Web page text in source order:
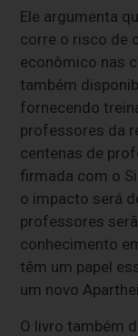
Ele argumenta
corre o risco de
econômico nas
também
fornecendo
professores da
centenas de
firmada com o
o impacto será
professores
conhecimento
têm um papel
um novo
O livro também